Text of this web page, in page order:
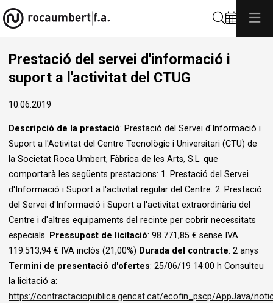
Prestació del servei d'informació i
suport a l'activitat del CTUG
10.06.2019
Descripció de la prestació: Prestació del Servei d'Informació i
Suport a l'Activitat del Centre Tecnològic i Universitari (CTU) de
la Societat Roca Umbert, Fàbrica de les Arts, S.L. que
comportarà les següents prestacions: 1. Prestació del Servei
d'Informació i Suport a l'activitat regular del Centre. 2. Prestació
del Servei d'Informació i Suport a l'activitat extraordinària del
Centre i d'altres equipaments del recinte per cobrir necessitats
especials. Pressupost de licitació:98.771,85 € sense IVA
119.513,94 € IVA inclòs (21,00%) Durada del contracte: 2 anys
Termini de presentació d'ofertes: 25/06/19 14:00 h Consulteu
la licitació a:
https://contractaciopublica.gencat.cat/ecofin_pscp/AppJava/